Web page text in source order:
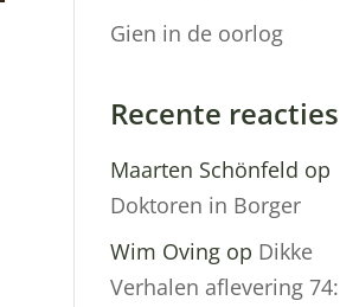
Gien in de oorlog
Recente reacties
Maarten Schönfeld op
Doktoren in Borger
Wim Oving op Dikke
Verhalen aflevering 74: